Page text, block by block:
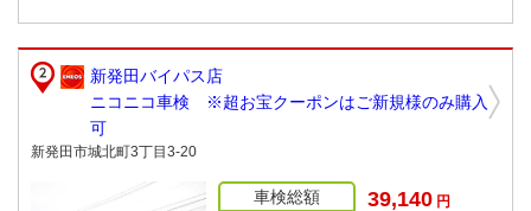
新発田バイパス店
ニコニコ車検 ※超お宝クーポンはご新規様のみ購入
可
新発田市城北町3丁目3-20
車検総額 39,140 円